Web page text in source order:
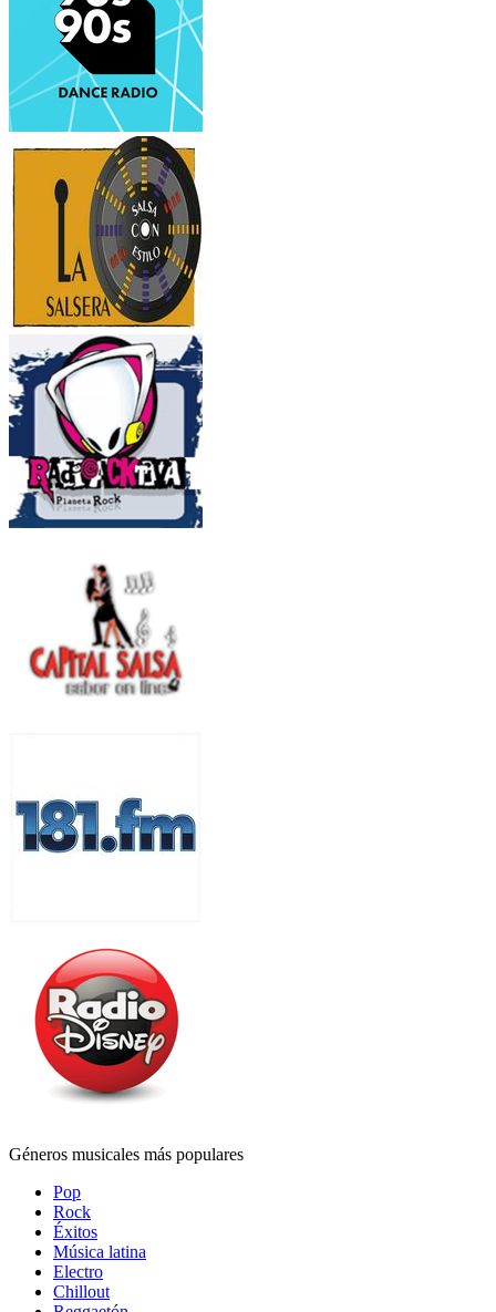
Géneros musicales más populares
Pop
Rock
Éxitos
Música latina
Electro
Chillout